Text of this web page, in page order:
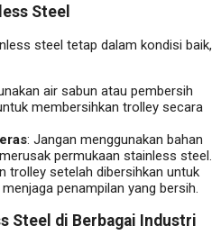
Steel
steel tetap dalam kondisi baik,
air sabun atau pembersih
membersihkan trolley secara
: Jangan menggunakan bahan
permukaan stainless steel.
trolley setelah dibersihkan untuk
penampilan yang bersih.
Steel di Berbagai Industri